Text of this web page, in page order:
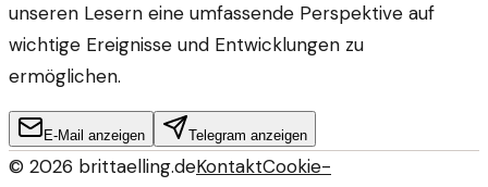
unseren Lesern eine umfassende Perspektive auf
wichtige Ereignisse und Entwicklungen zu
ermöglichen.
E-Mail anzeigen Telegram anzeigen
© 2026 brittaelling.deKontaktCookie-